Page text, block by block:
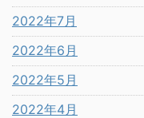
2022年7月
2022年6月
2022年5月
2022年4月